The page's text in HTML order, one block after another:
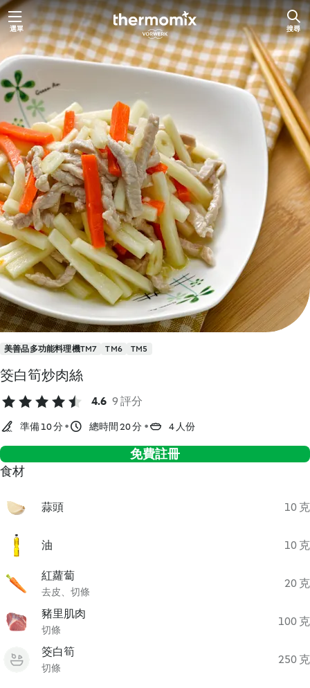
跳
至
要
內
容
選單 搜尋
美善品多功能料理機TM7 TM6 TM5
筊白筍炒肉絲
4.6 9 評分
準備 10 分 總時間 20 分 4 人份
免費註冊
食材
蒜頭 10 克
油 10 克
紅蘿蔔
去皮、切條
20 克
豬里肌肉
切條
100 克
筊白筍
切條
250 克